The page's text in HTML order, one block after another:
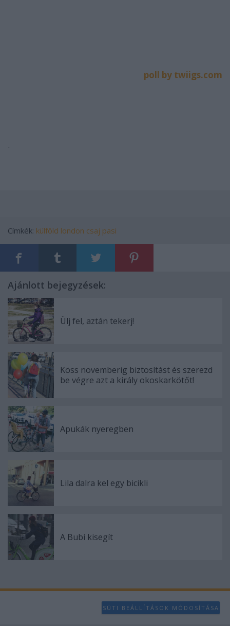
poll by twiigs.com
.
Címkék: külföld london csaj pasi
Ajánlott bejegyzések:
Ülj fel, aztán tekerj!
Köss novemberig biztosítást és szerezd
be végre azt a király okoskarkötőt!
Apukák nyeregben
Lila dalra kel egy bicikli
A Bubi kisegít
SÜTI BEÁLLÍTÁSOK MÓDOSÍTÁSA